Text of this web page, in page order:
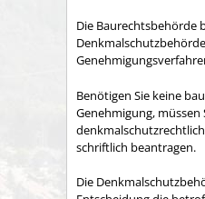
Die Baurechtsbehörde
Benötigen Sie keine
Genehmigung, müssen
schriftlich beantragen.
Die